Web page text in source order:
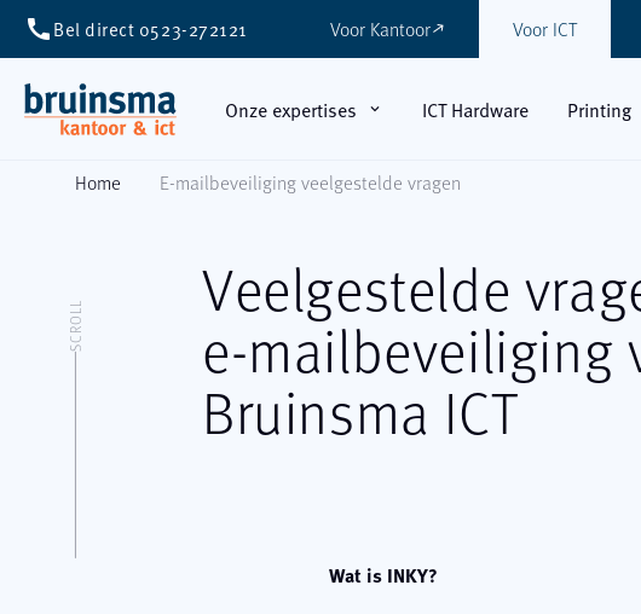
callBel direct 0523-272121 Voor Kantooreast Voor ICT
Onze expertises expand_more ICT Hardware Printing
Home E-mailbeveiliging veelgestelde vragen
SCROLL Veelgestelde
e-mailbeveiliging
Bruinsma ICT
Wat is INKY?